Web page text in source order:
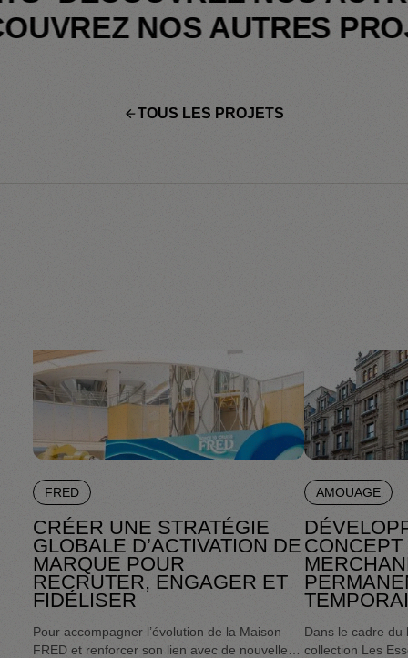
NOS AUTRES
TOUS LES PROJETS
FRED
CRÉER UNE STRATÉGIE
GLOBALE D’ACTIVATION DE
MARQUE POUR
RECRUTER, ENGAGER ET
FIDÉLISER
Pour accompagner l’évolution de la Maison
FRED et renforcer son lien avec de nouvelles
AMOUAGE
CONCEPT
Dans le cadre du
collection Les